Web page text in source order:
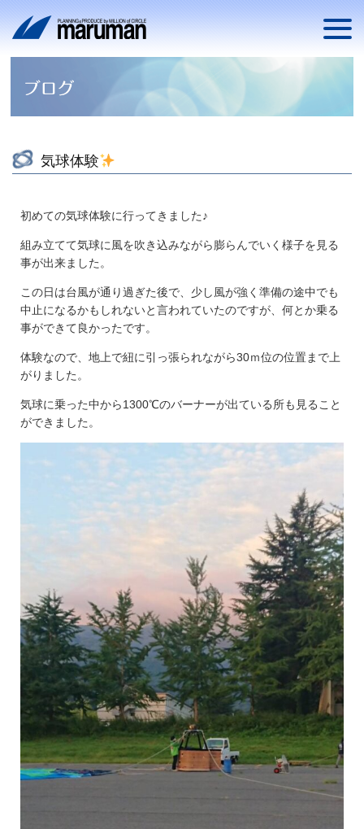
気球体験
初めての気球体験に行ってきました♪
組み立てて気球に風を吹き込みながら膨らんでいく様子を見る
事が出来ました。
この日は台風が通り過ぎた後で、少し風が強く準備の途中でも
中止になるかもしれないと言われていたのですが、何とか乗る
事ができて良かったです。
体験なので、地上で紐に引っ張られながら30ｍ位の位置まで上
がりました。
気球に乗った中から1300℃のバーナーが出ている所も見ること
ができました。